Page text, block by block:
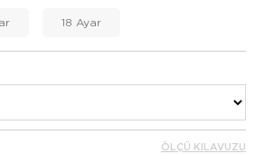
18 Ayar
ÖLÇÜ KILAVUZU